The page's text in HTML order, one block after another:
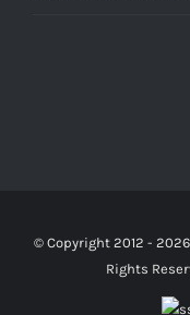
© Copyright 2012 -
Rights